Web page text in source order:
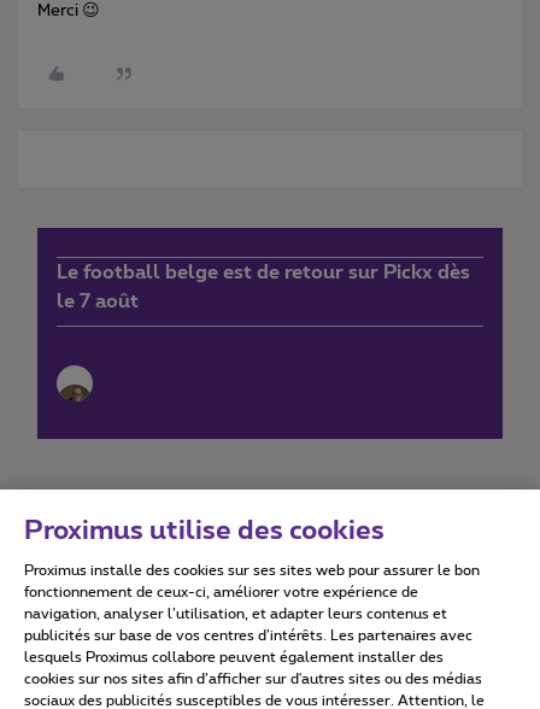
Merci 😉
Le football belge est de retour sur Pickx dès
le 7 août
Conditions d'utilisation Accessibility statement
Proximus utilise des cookies
Proximus installe des cookies sur ses sites web pour assurer le bon
fonctionnement de ceux-ci, améliorer votre expérience de
navigation, analyser l’utilisation, et adapter leurs contenus et
publicités sur base de vos centres d’intérêts. Les partenaires avec
lesquels Proximus collabore peuvent également installer des
cookies sur nos sites afin d’afficher sur d'autres sites ou des médias
sociaux des publicités susceptibles de vous intéresser. Attention, le